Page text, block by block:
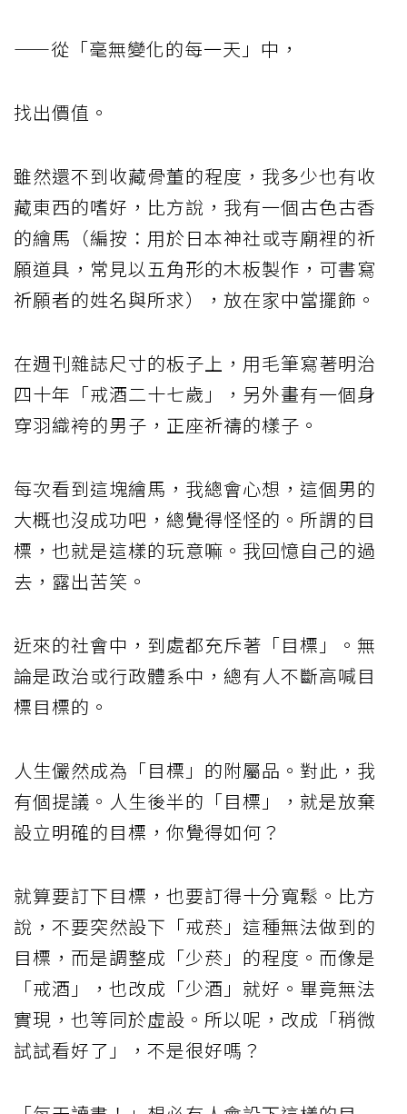
——從「毫無變化的每一天」中，
找出價值。
雖然還不到收藏骨董的程度，我多少也有收
藏東西的嗜好，比方說，我有一個古色古香
的繪馬（編按：用於日本神社或寺廟裡的祈
願道具，常見以五角形的木板製作，可書寫
祈願者的姓名與所求），放在家中當擺飾。
在週刊雜誌尺寸的板子上，用毛筆寫著明治
四十年「戒酒二十七歲」，另外畫有一個身
穿羽織袴的男子，正座祈禱的樣子。
每次看到這塊繪馬，我總會心想，這個男的
大概也沒成功吧，總覺得怪怪的。所謂的目
標，也就是這樣的玩意嘛。我回憶自己的過
去，露出苦笑。
近來的社會中，到處都充斥著「目標」。無
論是政治或行政體系中，總有人不斷高喊目
標目標的。
人生儼然成為「目標」的附屬品。對此，我
有個提議。人生後半的「目標」，就是放棄
設立明確的目標，你覺得如何？
就算要訂下目標，也要訂得十分寬鬆。比方
說，不要突然設下「戒菸」這種無法做到的
目標，而是調整成「少菸」的程度。而像是
「戒酒」，也改成「少酒」就好。畢竟無法
實現，也等同於虛設。所以呢，改成「稍微
試試看好了」，不是很好嗎？